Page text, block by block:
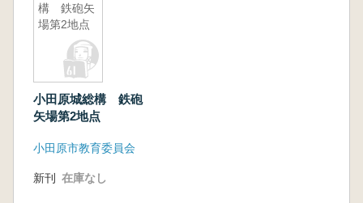
構 鉄砲矢
場第2地点
小田原城総構 鉄砲
矢場第2地点
小田原市教育委員会
新刊 在庫なし